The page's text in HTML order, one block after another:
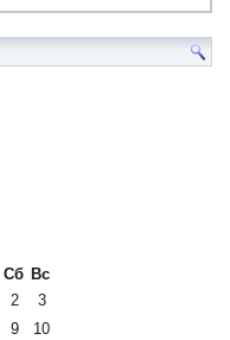
Сб Вс
2
3
9
10